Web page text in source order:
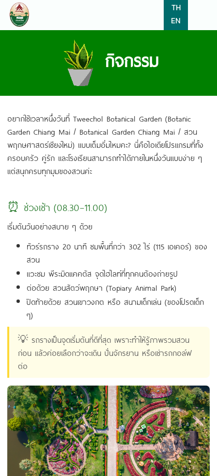
TH
EN
กิจกรรม
อยากใช้เวลาหนึ่งวันที่ Tweechol Botanical Garden (Botanic
Garden Chiang Mai / Botanical Garden Chiang Mai / สวน
พฤกษศาสตร์เชียงใหม่) แบบเต็มอิ่มไหมคะ? นี่คือไอเดียโปรแกรมที่ทั้ง
ครอบครัว คู่รัก และโรงเรียนสามารถทำได้ภายในหนึ่งวันแบบง่าย ๆ
แต่สนุกครบทุกมุมของสวนค่ะ
⏰ ช่วงเช้า (08.30–11.00)
เริ่มต้นวันอย่างสบาย ๆ ด้วย
ทัวร์รถราง 20 นาที ชมพื้นที่กว่า 302 ไร่ (115 เอเคอร์) ของ
สวน
แวะชม พีระมิดแคคตัส จุดไฮไลท์ที่ทุกคนต้องถ่ายรูป
ต่อด้วย สวนสัตว์พฤกษา (Topiary Animal Park)
ปิดท้ายด้วย สวนเขาวงกต หรือ สนามเด็กเล่น (ของโปรดเด็ก
ๆ)
💡 รถรางเป็นจุดเริ่มต้นที่ดีที่สุด เพราะทำให้รู้ภาพรวมสวน
ก่อน แล้วค่อยเลือกว่าจะเดิน ปั่นจักรยาน หรือเช่ารถกอล์ฟ
ต่อ